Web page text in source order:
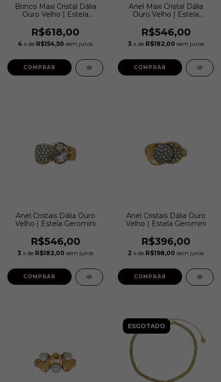
Brinco Maxi Cristal Dália
Ouro Velho | Estela
R$618,00
4 x de R$154,50 sem juros
COMPRAR
Anel Maxi Cristal Dália
Ouro Velho | Estela
R$546,00
3 x de R$182,00 sem juros
COMPRAR
Anel Cristais Dália Ouro
Velho | Estela Geromini
R$546,00
3 x de R$182,00 sem juros
COMPRAR
Anel Cristais Dália Ouro
Velho | Estela Geromini
R$396,00
2 x de R$198,00 sem juros
COMPRAR
ESGOTADO